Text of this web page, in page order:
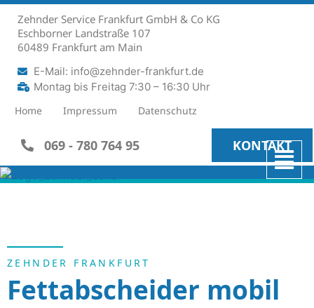
Zehnder Service Frankfurt GmbH & Co KG
Eschborner Landstraße 107
60489 Frankfurt am Main
E-Mail: info@zehnder-frankfurt.de
Montag bis Freitag 7:30 – 16:30 Uhr
Home
Impressum Datenschutz
069 - 780 764 95 KONTAKT
ZEHNDER FRANKFURT
Fettabscheider mobil